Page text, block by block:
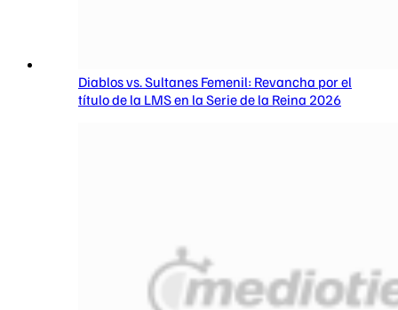
Diablos vs. Sultanes Femenil: Revancha por el
título de la LMS en la Serie de la Reina 2026